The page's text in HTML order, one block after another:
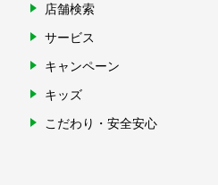
店舗検索
サービス
キャンペーン
キッズ
こだわり・安全安心